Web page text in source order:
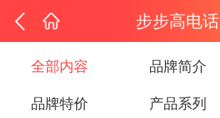
步步高电话
全部内容 品牌简介
品牌特价 产品系列